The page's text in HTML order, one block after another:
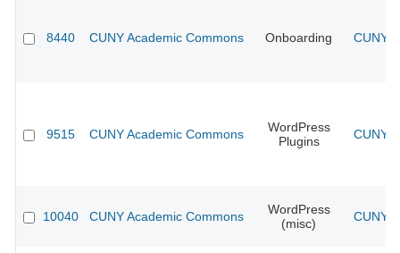
8440 CUNY Academic Commons Onboarding CUNY
9515 CUNY Academic Commons
WordPress
Plugins
CUNY
10040 CUNY Academic Commons
WordPress
(misc)
CUNY